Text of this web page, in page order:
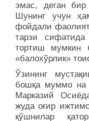
эмас, деган
Шунинг учун
фойдали
тарзи сифатида
тортиш мумкин
«балохўрлик»
Ўзининг
бошқа муммо на
Марказий
жуда оғир
қўшнилар